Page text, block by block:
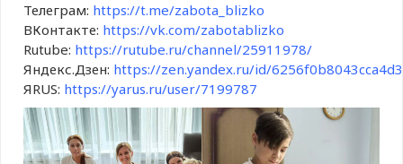
Телеграм: https://t.me/zabota_blizko
ВКонтакте: https://vk.com/zabotablizko
Rutube: https://rutube.ru/channel/25911978/
Яндекс.Дзен: https://zen.yandex.ru/id/
ЯRUS: https://yarus.ru/user/7199787